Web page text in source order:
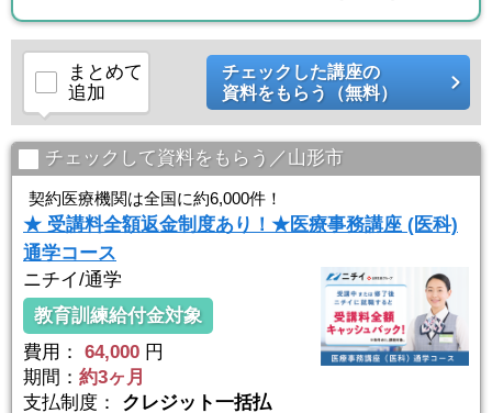
まとめて
追加
チェックした講座の
資料をもらう（無料）
チェックして資料をもらう／山形市
契約医療機関は全国に約6,000件！
★ 受講料全額返金制度あり！★医療事務講座 (医科)
通学コース
ニチイ/通学
教育訓練給付金対象
費用：
64,000 円
期間： 約3ヶ月
支払制度： クレジット一括払